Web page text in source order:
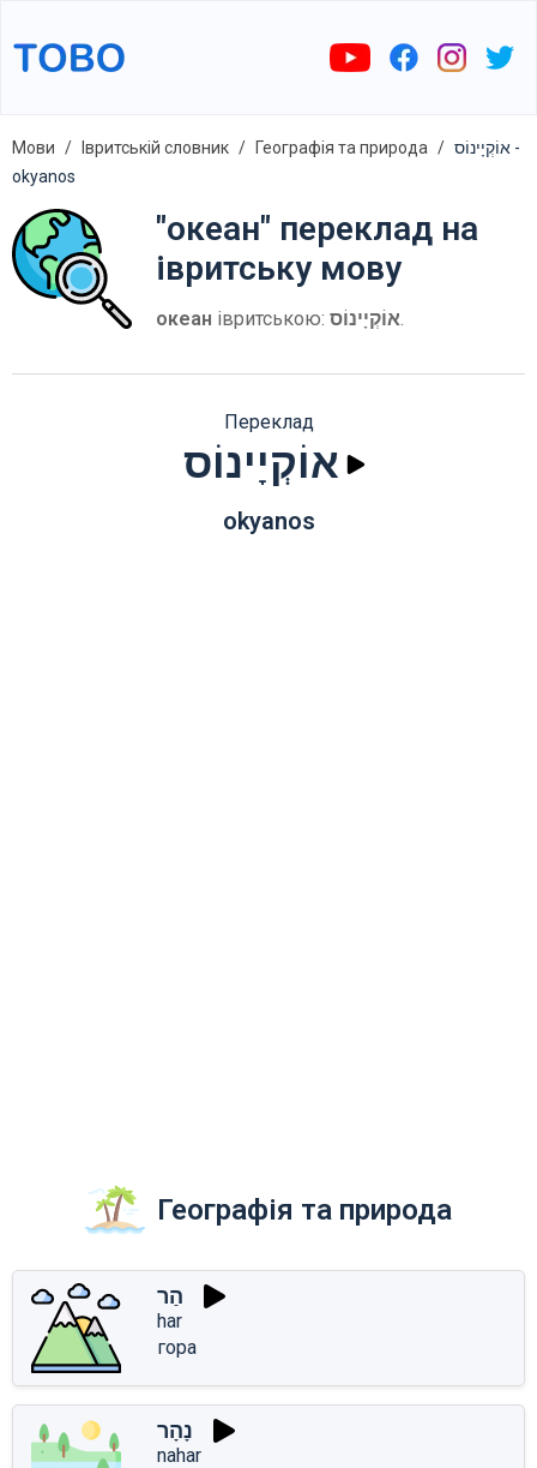
Мови Івритській словник Географія та природа
אוֹקְיָינוֹס -
okyanos
"океан" переклад на
івритську мову
океан івритською: אוֹקְיָינוֹס.
Переклад
אוֹקְיָינוֹס
okyanos
Географія та природа
הַר
har
гора
נָהָר
nahar